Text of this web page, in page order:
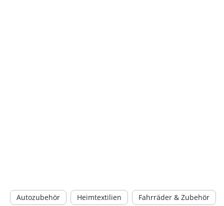
Autozubehör Heimtextilien Fahrräder & Zubehör